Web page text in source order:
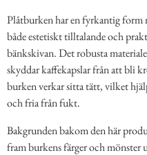
Plåtburken har en fyrkantig form
både estetiskt tilltalande och
bänkskivan. Det robusta
skyddar kaffekapslar från att bli
burken verkar sitta tätt, vilket
och fria från fukt.
Bakgrunden bakom den här
fram burkens färger och mönster